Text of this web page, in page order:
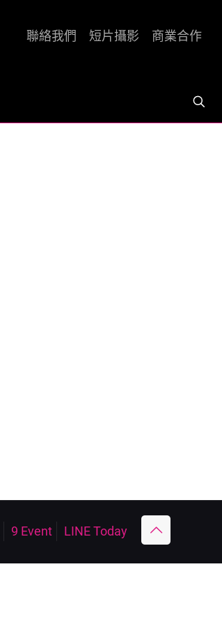
聯絡我們 短片攝影 商業合作
9 Event LINE Today